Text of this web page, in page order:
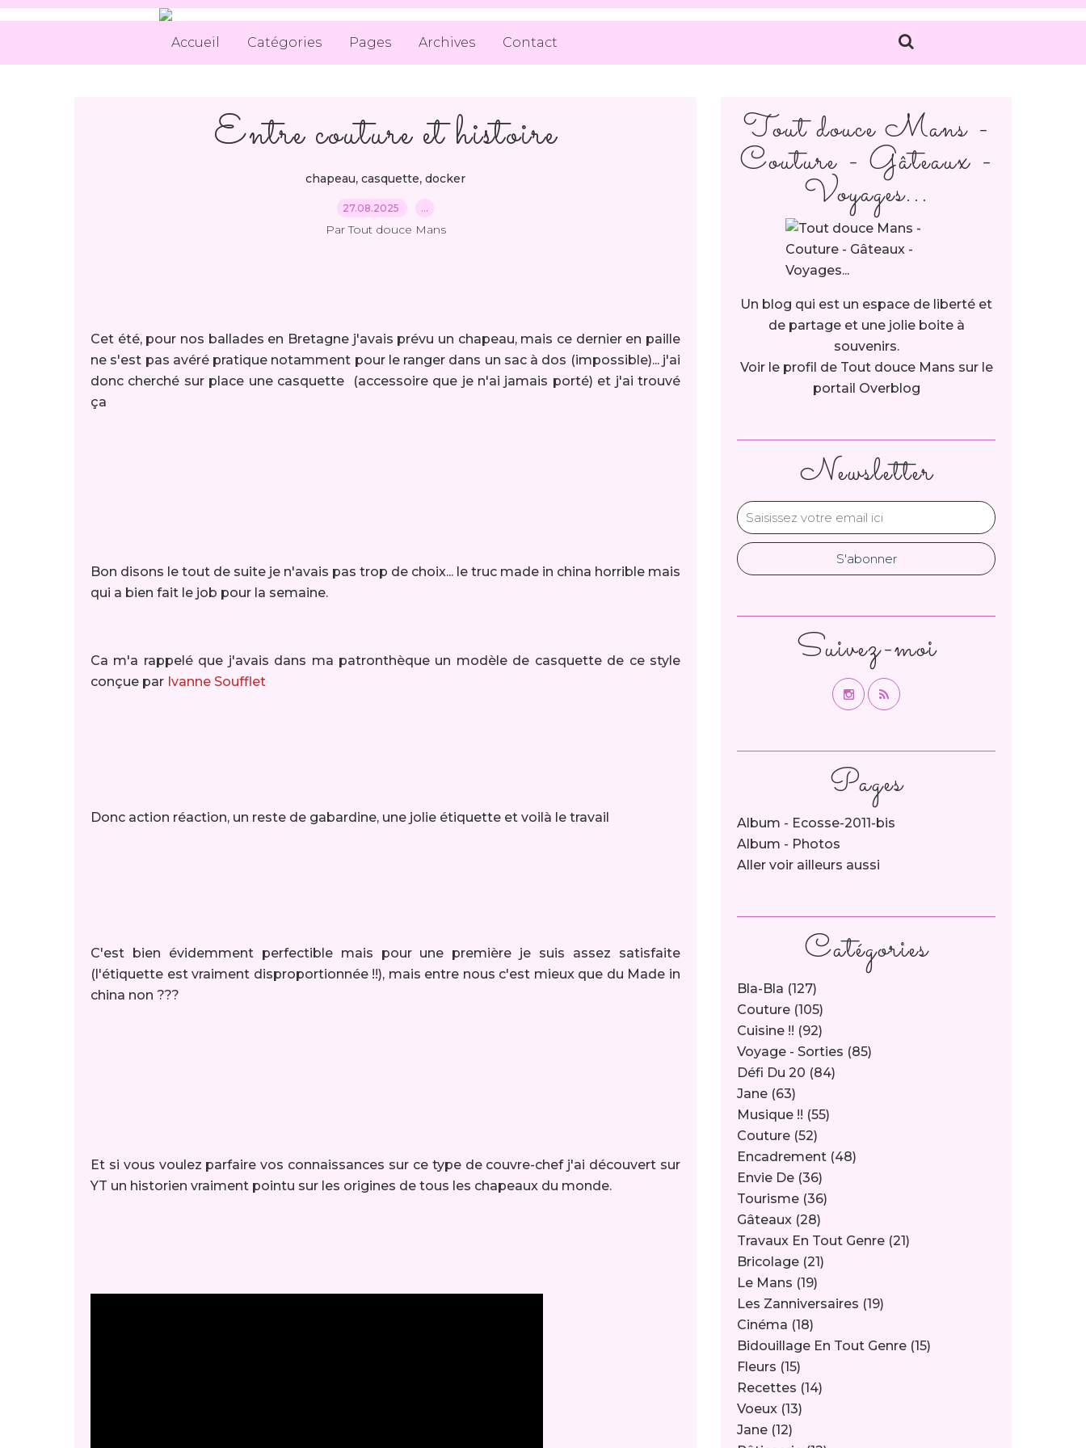
Accueil Catégories Pages Archives Contact
Entre couture et histoire
chapeau, casquette, docker
27.08.2025 …
Par Tout douce Mans
Cet été, pour nos ballades en Bretagne j'avais prévu un chapeau, mais ce dernier en paille
ne s'est pas avéré pratique notamment pour le ranger dans un sac à dos (impossible)... j'ai
donc cherché sur place une casquette (accessoire que je n'ai jamais porté) et j'ai trouvé
ça
Bon disons le tout de suite je n'avais pas trop de choix... le truc made in china horrible mais
qui a bien fait le job pour la semaine.
Ca m'a rappelé que j'avais dans ma patronthèque un modèle de casquette de ce style
conçue par Ivanne Soufflet
Donc action réaction, un reste de gabardine, une jolie étiquette et voilà le travail
C'est bien évidemment perfectible mais pour une première je suis assez satisfaite
(l'étiquette est vraiment disproportionnée !!), mais entre nous c'est mieux que du Made in
china non ???
Et si vous voulez parfaire vos connaissances sur ce type de couvre-chef j'ai découvert sur
YT un historien vraiment pointu sur les origines de tous les chapeaux du monde.
Newsletter
Catégories
Bla-Bla (127)
Couture (105)
Cuisine !! (92)
Voyage - Sorties (85)
Défi Du 20 (84)
Jane (63)
Musique !! (55)
Couture (52)
Encadrement (48)
Envie De (36)
Tourisme (36)
Gâteaux (28)
Travaux En Tout Genre (21)
Bricolage (21)
Le Mans (19)
Les Zanniversaires (19)
Cinéma (18)
Bidouillage En Tout Genre (15)
Fleurs (15)
Recettes (14)
Voeux (13)
Jane (12)
Pages
Album - Ecosse-2011-bis
Album - Photos
Aller voir ailleurs aussi
Tout douce Mans -
Couture - Gâteaux -
Voyages...
Un blog qui est un espace de liberté et
de partage et une jolie boite à
souvenirs.
Voir le profil de Tout douce Mans sur le
portail Overblog
Suivez-moi